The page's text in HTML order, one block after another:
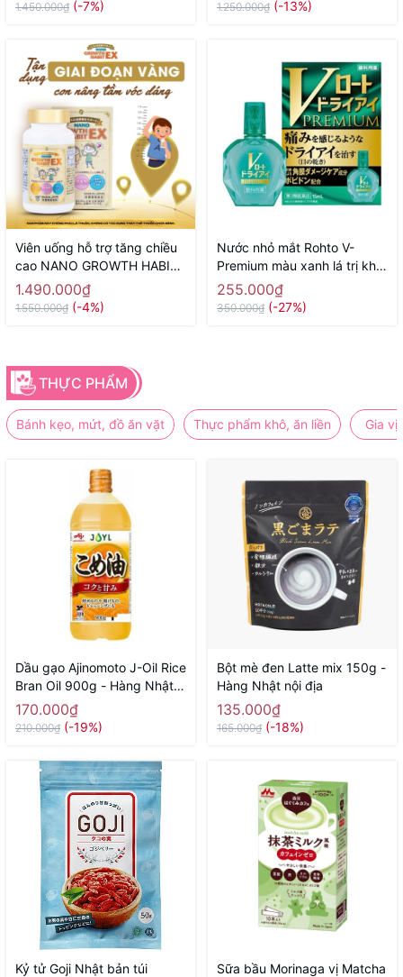
1.450.000₫ (-7%) 1.250.000₫ (-13%)
Viên uống hỗ trợ tăng chiều
cao NANO GROWTH HABIT
EX NICHIEI BUSSAN 120
viên ( 60 ngày) - Hàng Nhật
1.490.000₫
1.550.000₫ (-4%)
Nước nhỏ mắt Rohto V-
Premium màu xanh lá trị khô
mắt, ngứa, cộm mắt 15ml -
Hàng Nhật chính hãng
255.000₫
350.000₫ (-27%)
THỰC PHẨM
Bánh kẹo, mứt, đồ ăn vặt Thực phẩm khô, ăn liền Gia vị
Dầu gạo Ajinomoto J-Oil Rice
Bran Oil 900g - Hàng Nhật
nội địa
170.000₫
210.000₫ (-19%)
Bột mè đen Latte mix 150g -
Hàng Nhật nội địa
135.000₫
165.000₫ (-18%)
Kỷ tử Goji Nhật bản túi
Sữa bầu Morinaga vị Matcha